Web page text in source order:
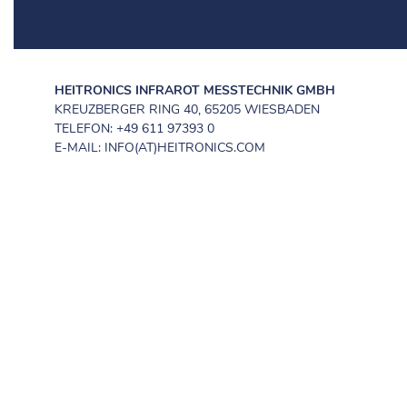
HEITRONICS INFRAROT MESSTECHNIK GMBH
KREUZBERGER RING 40, 65205 WIESBADEN
TELEFON: +49 611 97393 0
E-MAIL: INFO(AT)HEITRONICS.COM